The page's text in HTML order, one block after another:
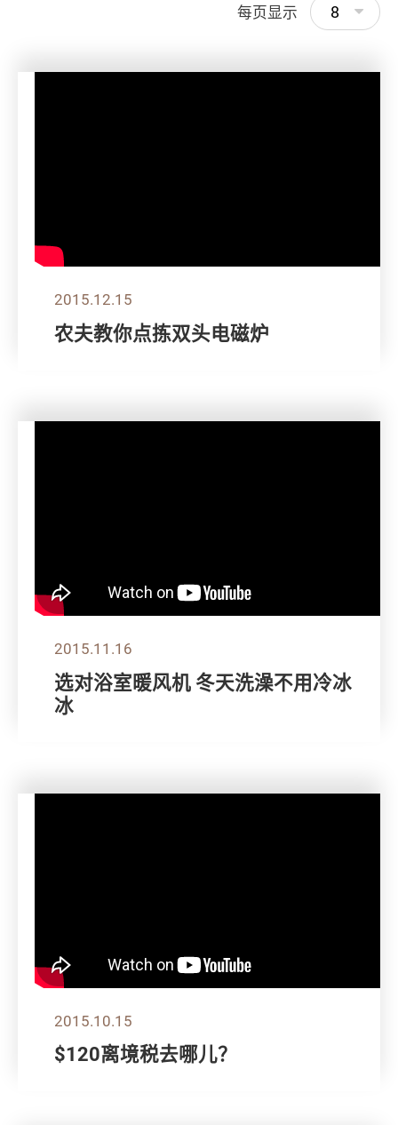
每页显示 8
2015.12.15
农夫教你点拣双头电磁炉
2015.11.16
选对浴室暖风机 冬天洗澡不用冷冰
冰
2015.10.15
$120离境税去哪儿？